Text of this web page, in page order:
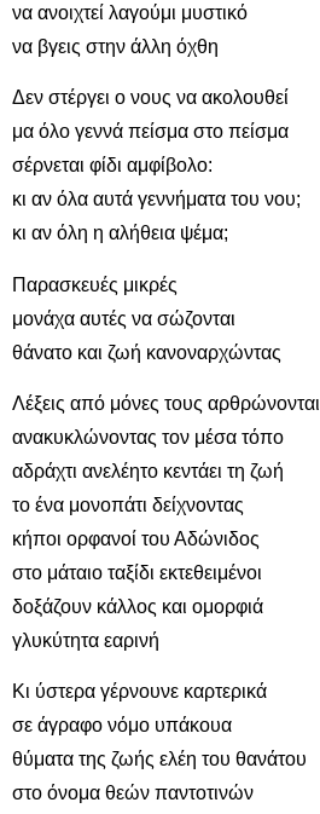
να ανοιχτεί λαγούμι μυστικό
να βγεις στην άλλη όχθη
Δεν στέργει ο νους να ακολουθεί
μα όλο γεννά πείσμα στο πείσμα
σέρνεται φίδι αμφίβολο:
κι αν όλα αυτά γεννήματα του νου;
κι αν όλη η αλήθεια ψέμα;
Παρασκευές μικρές
μονάχα αυτές να σώζονται
θάνατο και ζωή κανοναρχώντας
Λέξεις από μόνες τους αρθρώνονται
ανακυκλώνοντας τον μέσα τόπο
αδράχτι ανελέητο κεντάει τη ζωή
το ένα μονοπάτι δείχνοντας
κήποι ορφανοί του Αδώνιδος
στο μάταιο ταξίδι εκτεθειμένοι
δοξάζουν κάλλος και ομορφιά
γλυκύτητα εαρινή
Κι ύστερα γέρνουνε καρτερικά
σε άγραφο νόμο υπάκουα
θύματα της ζωής ελέη του θανάτου
στο όνομα θεών παντοτινών